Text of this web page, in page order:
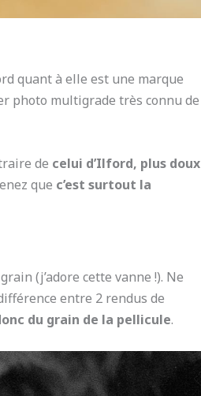
quant à elle est une marque
photo multigrade très connu de
de celui d’Ilford, plus doux
que c’est surtout la
(j’adore cette vanne !). Ne
entre 2 rendus de
du grain de la pellicule.